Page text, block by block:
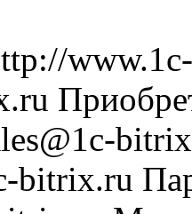
bitrix.ru